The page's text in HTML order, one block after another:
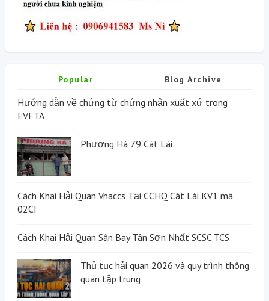
Popular Blog Archive
Hướng dẫn về chứng từ chứng nhận xuất xứ trong
EVFTA
Phương Hà 79 Cát Lái
Cách Khai Hải Quan Vnaccs Tại CCHQ Cát Lái KV1 mã
02CI
Cách Khai Hải Quan Sân Bay Tân Sơn Nhất SCSC TCS
Thủ tục hải quan 2026 và quy trình thông
quan tập trung